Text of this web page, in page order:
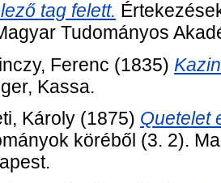
tag felett.
Tudományos
Ferenc (1835)
Kassa.
Károly (1875) Quetelet
köréből (3. 2).